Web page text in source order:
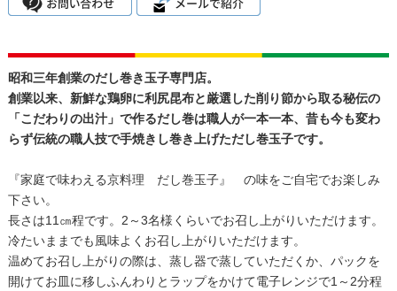
昭和三年創業のだし巻き玉子専門店。
創業以来、新鮮な鶏卵に利尻昆布と厳選した削り節から取る秘伝の
「こだわりの出汁」で作るだし巻は職人が一本一本、昔も今も変わ
らず伝統の職人技で手焼きし巻き上げただし巻玉子です。
『家庭で味わえる京料理 だし巻玉子』 の味をご自宅でお楽しみ
下さい。
長さは11㎝程です。2～3名様くらいでお召し上がりいただけます。
冷たいままでも風味よくお召し上がりいただけます。
温めてお召し上がりの際は、蒸し器で蒸していただくか、パックを
開けてお皿に移しふんわりとラップをかけて電子レンジで1～2分程